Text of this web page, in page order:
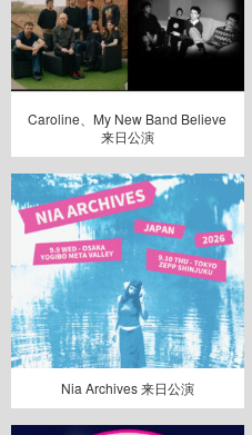
Caroline、My New Band Believe
来日公演
Nia Archives 来日公演